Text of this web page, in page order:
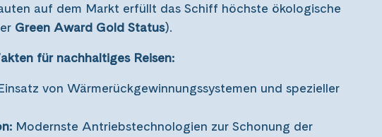
auf dem Markt erfüllt das Schiff höchste ökologische
Green Award Gold Status).
für nachhaltiges Reisen:
von Wärmerückgewinnungssystemen und spezieller
Modernste Antriebstechnologien zur Schonung der